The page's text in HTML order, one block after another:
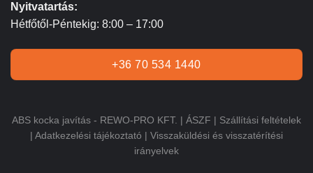
Nyitvatartás:
Hétfőtől-Péntekig: 8:00 – 17:00
+36 70 534 1440
ABS kocka javítás - REWO-PRO KFT. | ÁSZF | Szállítási feltételek
| Adatkezelési tájékoztató | Visszaküldési és visszatérítési
irányelvek